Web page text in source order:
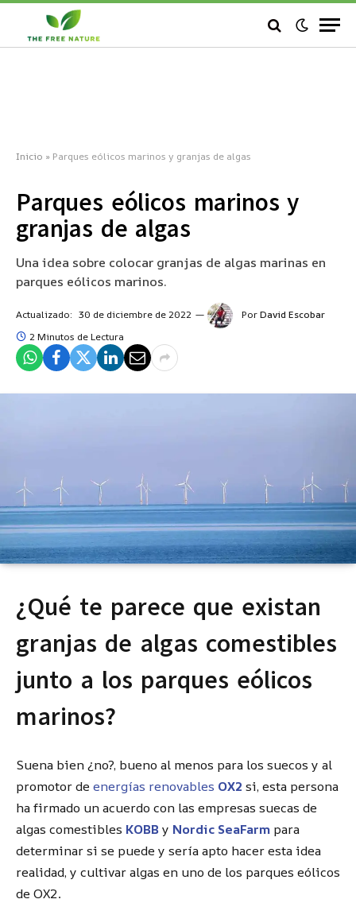
Inicio » Parques eólicos marinos y granjas de algas
Parques eólicos marinos y
granjas de algas
Una idea sobre colocar granjas de algas marinas en
parques eólicos marinos.
Actualizado: 30 de diciembre de 2022 PorDavid Escobar
2 Minutos de Lectura
¿Qué te parece que existan
granjas de algas comestibles
junto a los parques eólicos
marinos?
Suena bien ¿no?, bueno al menos para los suecos y al
promotor de energías renovables OX2 si, esta persona
ha firmado un acuerdo con las empresas suecas de
algas comestibles KOBBy Nordic SeaFarm para
determinar si se puede y sería apto hacer esta idea
realidad, y cultivar algas en uno de los parques eólicos
de OX2.